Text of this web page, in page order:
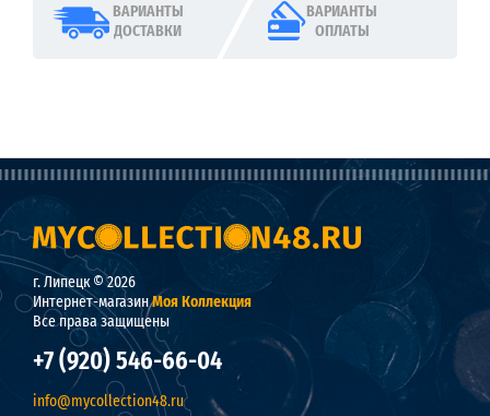
ВАРИАНТЫ
ДОСТАВКИ
ВАРИАНТЫ
ОПЛАТЫ
г. Липецк © 2026
Интернет-магазинМоя Коллекция
Все права защищены
+7 (920) 546-66-04
info@mycollection48.ru